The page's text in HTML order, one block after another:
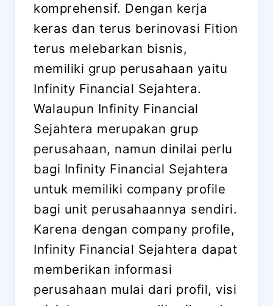
komprehensif. Dengan kerja
keras dan terus berinovasi Fition
terus melebarkan bisnis,
memiliki grup perusahaan yaitu
Infinity Financial Sejahtera.
Walaupun Infinity Financial
Sejahtera merupakan grup
perusahaan, namun dinilai perlu
bagi Infinity Financial Sejahtera
untuk memiliki company profile
bagi unit perusahaannya sendiri.
Karena dengan company profile,
Infinity Financial Sejahtera dapat
memberikan informasi
perusahaan mulai dari profil, visi